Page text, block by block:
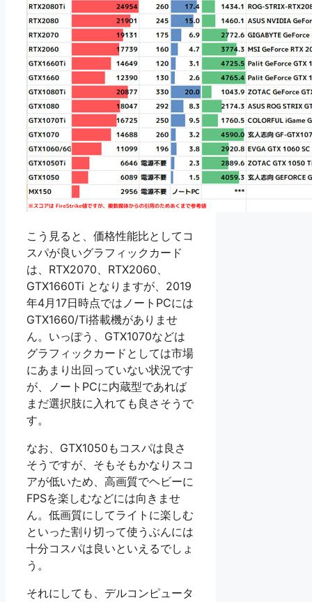
こう見ると、価格性能比としてコ
スパが良いグラフィックカード
は、RTX2070、RTX2060、
GTX1660Ti となりますが、2019
年4月17日時点ではノートPCには
GTX1660/Ti搭載機がありませ
ん。いっぽう、GTX1070などは
グラフィックカードとしては市場
にあまり出回っていない状況です
が、ノートPCに内蔵型であれば
まだ選択肢に入れても良さそうで
す。
なお、GTX1050もコスパは良さ
そうですが、そもそもかなりスコ
アが低いため、高画質でヘビーに
FPSを楽しむなどには向きませ
ん。低画質にしてライトに楽しむ
といった割り切って使うぶんには
十分コスパは良いといえるでしょ
う。
それにしても、デルコンピュータ